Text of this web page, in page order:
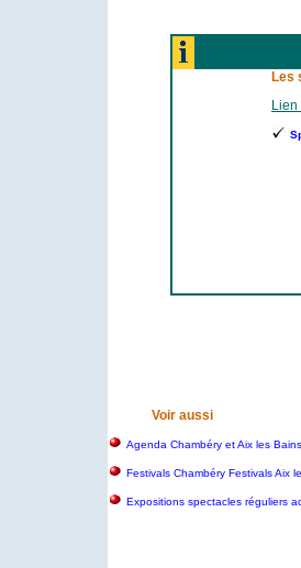
Les
Lien
Voir aussi
Agenda Chambéry et Aix les
Festivals Chambéry Festivals Aix
Expositions spectacles réguliers